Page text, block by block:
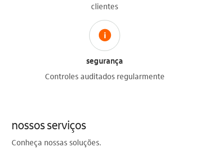
clientes
icon-itaufonts_seg_informacao
segurança
Controles auditados regularmente
nossos serviços
Conheça nossas soluções.